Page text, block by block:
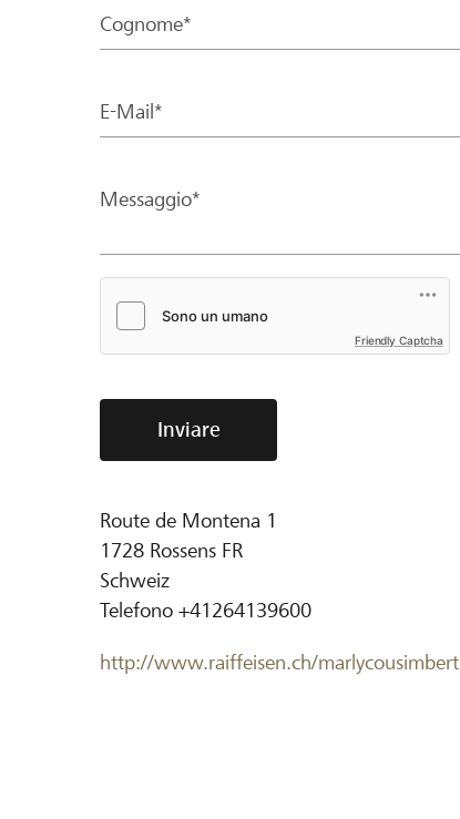
Cognome*
E-Mail*
Messaggio*
Friendly Captcha
Inviare
Route de Montena 1
1728 Rossens FR
Schweiz
Telefono +41264139600
http://www.raiffeisen.ch/marlycousimbert